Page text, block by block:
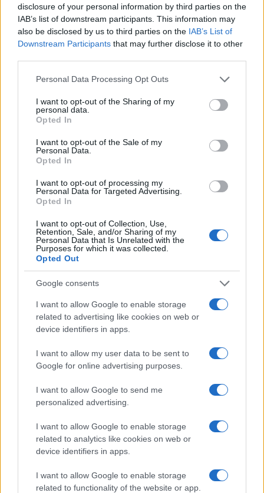
disclosure of your personal information by third parties on the
IAB’s list of downstream participants. This information may
also be disclosed by us to third parties on the IAB’s List of
Downstream Participants that may further disclose it to other
Please note that this website/app uses one or more Google
not limited to your visit or usage behaviour. You may click to
grant or deny consent to Google and its third-party tags to
use your data for below specified purposes in below Google
consent section.
Personal Data Processing Opt Outs
I want to opt-out of the Sharing of my
personal data.
Opted In
I want to opt-out of the Sale of my
Personal Data.
Opted In
I want to opt-out of processing my
Personal Data for Targeted Advertising.
Opted In
I want to opt-out of Collection, Use,
Retention, Sale, and/or Sharing of my
Personal Data that Is Unrelated with the
Purposes for which it was collected.
Opted Out
Google consents
I want to allow Google to enable storage
related to advertising like cookies on web or
device identifiers in apps.
I want to allow my user data to be sent to
Google for online advertising purposes.
I want to allow Google to send me
personalized advertising.
I want to allow Google to enable storage
related to analytics like cookies on web or
device identifiers in apps.
I want to allow Google to enable storage
related to functionality of the website or app.
12/07/2026 - 9:37πμ
ΑΘΛΗΤΙΣΜΟΣ
10/07/2026 - 6:40μμ
ΣΑΝ ΣΗΜΕΡΑ...ΣΤΟΝ ΠΟΝΤΟ ΚΑΙ ΑΛΛΟΥ
Κωνσταντίνος Ψάχος: Από την Κωνσταντινούπολη στην
Αθήνα με όχημα το Παναρμόνιο
9/07/2026 - 8:30μμ